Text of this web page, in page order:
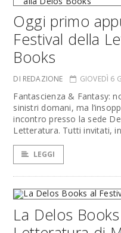
Oggi primo
Festival della
Books
DI REDAZIONE GIOVEDÌ 6
Fantascienza & Fantasy:
sinistri domani, ma
incontro presso la sede
Letteratura. Tutti invitati,
LEGGI
La Delos